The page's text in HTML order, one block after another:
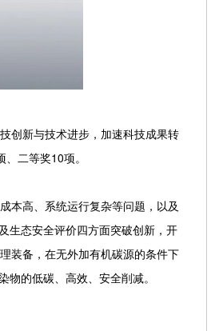
创新与技术进步，加速科技成果转
二等奖10项。
本高、系统运行复杂等问题，以及
生态安全评价四方面突破创新，开
装备，在无外加有机碳源的条件下
的低碳、高效、安全削减。